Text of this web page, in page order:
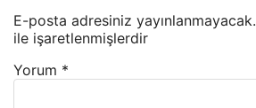
E-posta adresiniz yayınlanmayacak.
ile işaretlenmişlerdir
Yorum *